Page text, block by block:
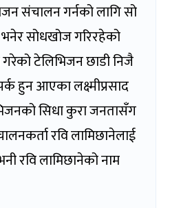
संचालन गर्नको लागि सो
भनेर सोधखोज गरिरहेको
टेलिभिजन छाडी निजै
हुन आएका लक्ष्मीप्रसाद
सिधा कुरा जनतासँग
रवि लामिछानेलाई
रवि लामिछानेको नाम